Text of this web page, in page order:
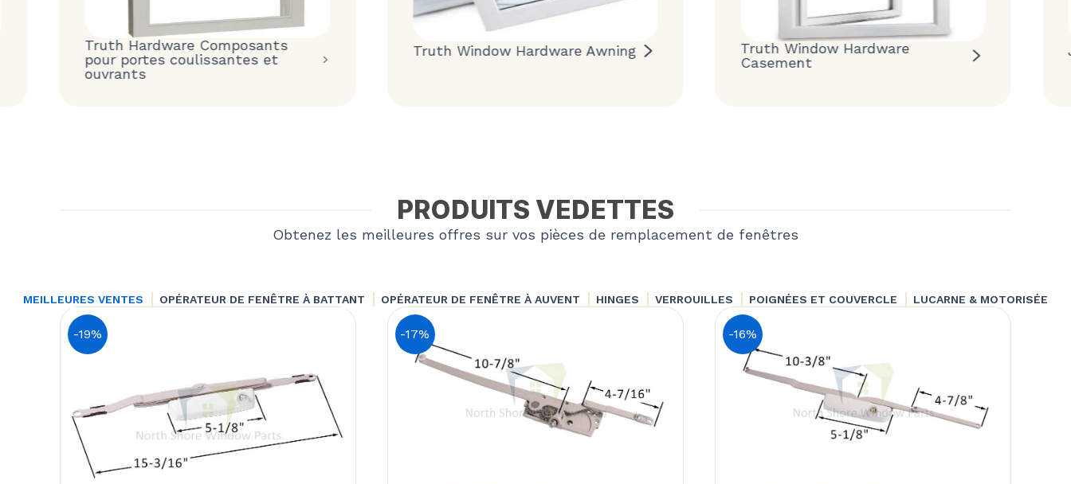
Truth Hardware Composants
pour portes coulissantes et
ouvrants
Truth Window Hardware Awning
Truth Window Hardware
Casement
PRODUITS VEDETTES
Obtenez les meilleures offres sur vos pièces de remplacement de fenêtres
MEILLEURES VENTES OPÉRATEUR DE FENÊTRE À BATTANT OPÉRATEUR DE FENÊTRE À AUVENT HINGES VERROUILLES POIGNÉES ET COUVERCLE LUCARNE & MOTORISÉE
-19% -17% -16%